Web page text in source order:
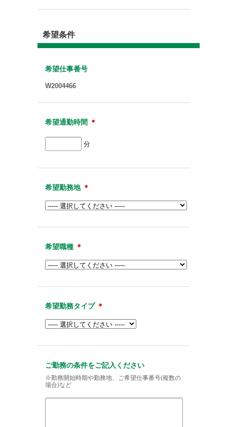
希望条件
希望仕事番号
W2004466
希望通勤時間 ＊
分
希望勤務地 ＊
希望職種 ＊
希望勤務タイプ ＊
ご勤務の条件をご記入ください
※勤務開始時期や勤務地、ご希望仕事番号(複数の
場合)など